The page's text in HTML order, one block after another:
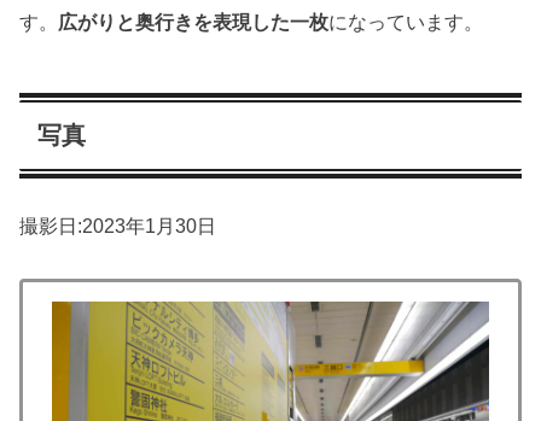
す。 広がりと奥行きを表現した一枚になっています。
写真
撮影日:2023年1月30日